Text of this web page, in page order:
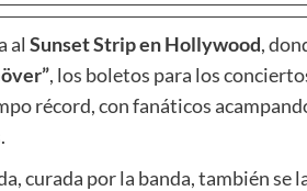
al Sunset Strip en Hollywood,
, los boletos para los
récord, con fanáticos
curada por la banda, también se